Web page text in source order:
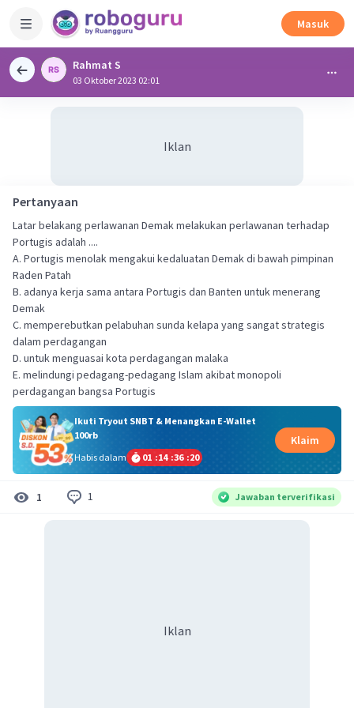
Masuk
Rahmat S
03 Oktober 2023 02:01
Iklan
Pertanyaan
Latar belakang perlawanan Demak melakukan perlawanan terhadap
Portugis adalah ....
A. Portugis menolak mengakui kedaluatan Demak di bawah pimpinan
Raden Patah
B. adanya kerja sama antara Portugis dan Banten untuk menerang
Demak
C. memperebutkan pelabuhan sunda kelapa yang sangat strategis
dalam perdagangan
D. untuk menguasai kota perdagangan malaka
E. melindungi pedagang-pedagang Islam akibat monopoli
perdagangan bangsa Portugis
Ikuti Tryout SNBT & Menangkan E-Wallet
100rb
Habis dalam
01 :14 :36 :19
Klaim
1 1 Jawaban terverifikasi
Iklan